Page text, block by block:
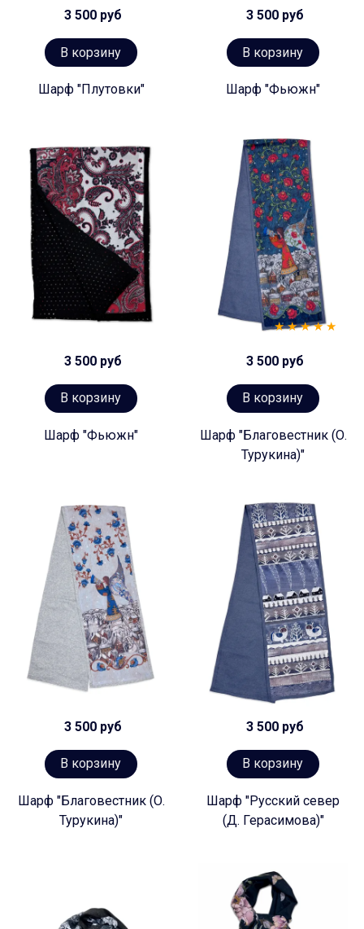
3 500 руб
В корзину
Шарф "Плутовки"
3 500 руб
В корзину
Шарф "Фьюжн"
3 500 руб
В корзину
Шарф "Фьюжн"
3 500 руб
В корзину
Шарф "Благовестник (О.
Турукина)"
3 500 руб
В корзину
Шарф "Благовестник (О.
Турукина)"
3 500 руб
В корзину
Шарф "Русский север
(Д. Герасимова)"